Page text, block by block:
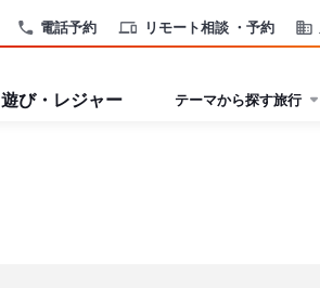
電話予約 リモート相談 ・予約
遊び・レジャー テーマから探す旅行